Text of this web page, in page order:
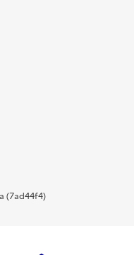
(7ad44f4)